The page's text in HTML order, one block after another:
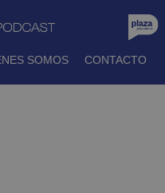
SOMOS CONTACTO